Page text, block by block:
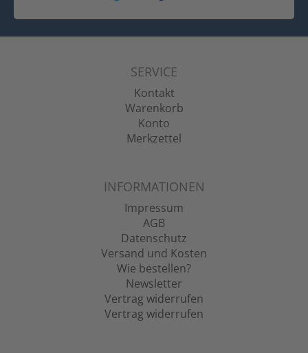
SERVICE
Kontakt
Warenkorb
Konto
Merkzettel
INFORMATIONEN
Impressum
AGB
Datenschutz
Versand und Kosten
Wie bestellen?
Newsletter
Vertrag widerrufen
Vertrag widerrufen